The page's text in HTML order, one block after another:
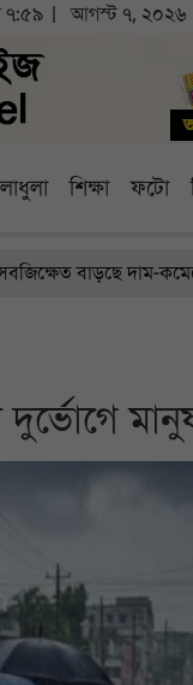
৭:৫৯ আগস্ট ৭, ২০২৬
শিক্ষা ফটো
দাম-কমেছে সরবরাহ